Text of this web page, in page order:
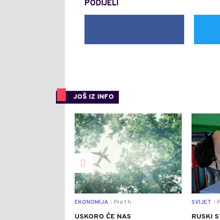
PODIJELI
JOŠ IZ INFO
0
EKONOMIJA Pre 1 h
USKORO ĆE NAS
SVIJET
RUSKI